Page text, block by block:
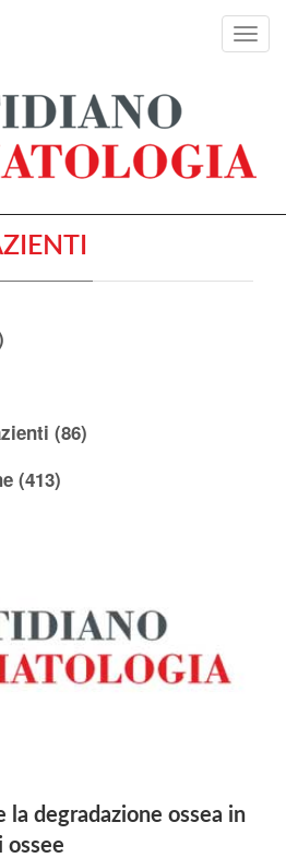
(86)
(413)
la degradazione ossea in
ossee